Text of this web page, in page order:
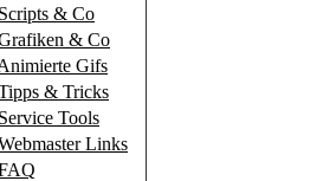
Scripts & Co
& Co
Gifs
& Tricks
Service Tools
Links